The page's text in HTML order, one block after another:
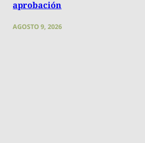
aprobación
AGOSTO 9, 2026